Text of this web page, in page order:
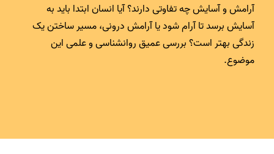
آرامش و آسایش چه تفاوتی دارند؟ آیا انسان ابتدا باید به
آسایش برسد تا آرام شود یا آرامش درونی، مسیر ساختن یک
زندگی بهتر است؟ بررسی عمیق روانشناسی و علمی این
موضوع.